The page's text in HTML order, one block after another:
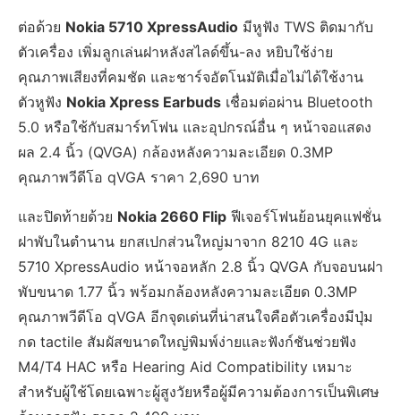
ต่อด้วย Nokia 5710 XpressAudio มีหูฟัง TWS ติดมากับ
ตัวเครื่อง เพิ่มลูกเล่นฝาหลังสไลด์ขึ้น-ลง หยิบใช้ง่าย
คุณภาพเสียงที่คมชัด และชาร์จอัตโนมัติเมื่อไม่ได้ใช้งาน
ตัวหูฟัง Nokia Xpress Earbuds เชื่อมต่อผ่าน Bluetooth
5.0 หรือใช้กับสมาร์ทโฟน และอุปกรณ์อื่น ๆ หน้าจอแสดง
ผล 2.4 นิ้ว (QVGA) กล้องหลังความละเอียด 0.3MP
คุณภาพวีดีโอ qVGA ราคา 2,690 บาท
และปิดท้ายด้วย Nokia 2660 Flip ฟีเจอร์โฟนย้อนยุคแฟชั่น
ฝาพับในตำนาน ยกสเปกส่วนใหญ่มาจาก 8210 4G และ
5710 XpressAudio หน้าจอหลัก 2.8 นิ้ว QVGA กับจอบนฝา
พับขนาด 1.77 นิ้ว พร้อมกล้องหลังความละเอียด 0.3MP
คุณภาพวีดีโอ qVGA อีกจุดเด่นที่น่าสนใจคือตัวเครื่องมีปุ่ม
กด tactile สัมผัสขนาดใหญ่พิมพ์ง่ายและฟังก์ชันช่วยฟัง
M4/T4 HAC หรือ Hearing Aid Compatibility เหมาะ
สำหรับผู้ใช้โดยเฉพาะผู้สูงวัยหรือผู้มีความต้องการเป็นพิเศษ